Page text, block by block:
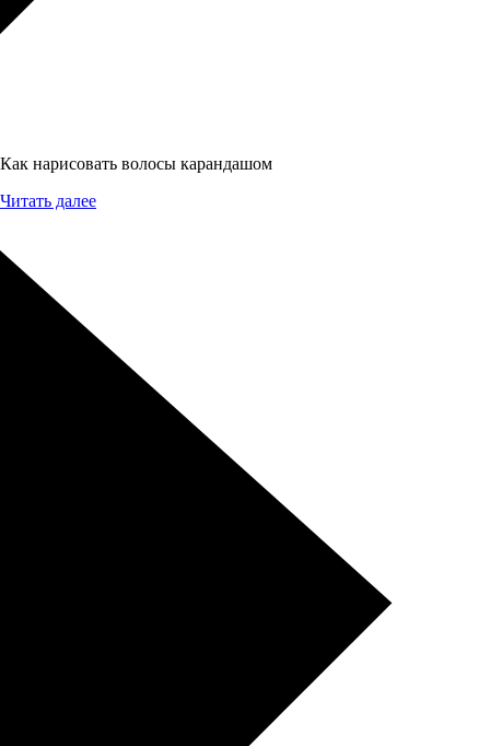
Как нарисовать волосы карандашом
Читать далее